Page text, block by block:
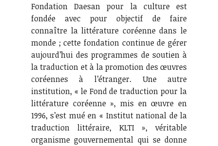
Fondation Daesan pour la culture est
fondée avec pour objectif de faire
connaître la littérature coréenne dans le
monde ; cette fondation continue de gérer
aujourd’hui des programmes de soutien à
la traduction et à la promotion des œuvres
coréennes à l’étranger. Une autre
institution, « le Fond de traduction pour la
littérature coréenne », mis en œuvre en
1996, s’est mué en « Institut national de la
traduction littéraire, KLTI », véritable
organisme gouvernemental qui se donne